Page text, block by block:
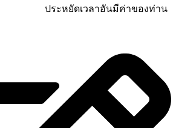
ประหยัดเวลาอันมีค่าของท่าน